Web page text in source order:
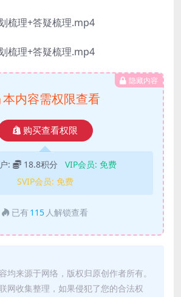
梳理+答疑梳理.mp4
梳理+答疑梳理.mp4
隐藏内容
本内容需权限查看
购买查看权限
: 18.8积分 VIP会员: 免费
SVIP会员: 免费
已有 115 人解锁查看
均来源于网络，版权归原创作者所有。
网收集整理，如果侵犯了您的合法权